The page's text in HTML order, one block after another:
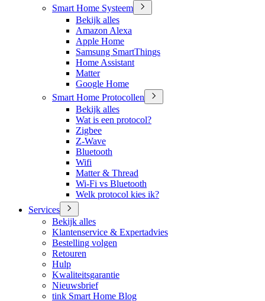
Smart Home Systeem
Bekijk alles
Amazon Alexa
Apple Home
Samsung SmartThings
Home Assistant
Matter
Google Home
Smart Home Protocollen
Bekijk alles
Wat is een protocol?
Zigbee
Z-Wave
Bluetooth
Wifi
Matter & Thread
Wi-Fi vs Bluetooth
Welk protocol kies ik?
Services
Bekijk alles
Klantenservice & Expertadvies
Bestelling volgen
Retouren
Hulp
Kwaliteitsgarantie
Nieuwsbrief
tink Smart Home Blog